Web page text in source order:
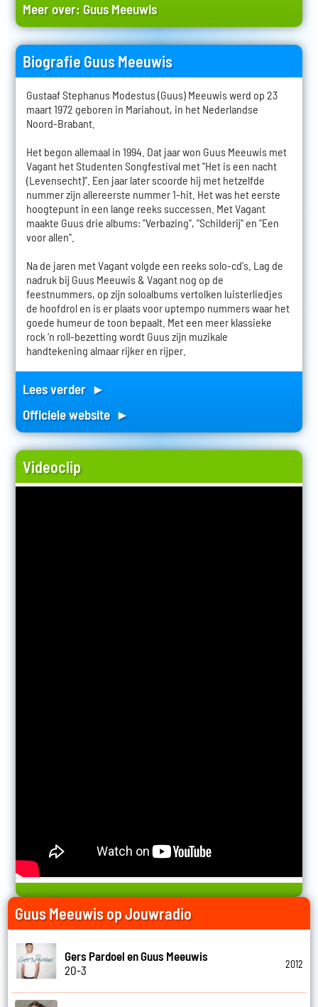
Meer over: Guus Meeuwis
Biografie Guus Meeuwis
Gustaaf Stephanus Modestus (Guus) Meeuwis werd op 23
maart 1972 geboren in Mariahout, in het Nederlandse
Noord-Brabant.
Het begon allemaal in 1994. Dat jaar won Guus Meeuwis met
Vagant het Studenten Songfestival met "Het is een nacht
(Levensecht)". Een jaar later scoorde hij met hetzelfde
nummer zijn allereerste nummer 1-hit. Het was het eerste
hoogtepunt in een lange reeks successen. Met Vagant
maakte Guus drie albums: "Verbazing", "Schilderij" en "Een
voor allen".
Na de jaren met Vagant volgde een reeks solo-cd's. Lag de
nadruk bij Guus Meeuwis & Vagant nog op de
feestnummers, op zijn soloalbums vertolken luisterliedjes
de hoofdrol en is er plaats voor uptempo nummers waar het
goede humeur de toon bepaalt. Met een meer klassieke
rock ‘n roll-bezetting wordt Guus zijn muzikale
handtekening almaar rijker en rijper.
Lees verder ►
Officiele website ►
Videoclip
Guus Meeuwis op Jouwradio
Gers Pardoel en Guus Meeuwis
20-3
2012